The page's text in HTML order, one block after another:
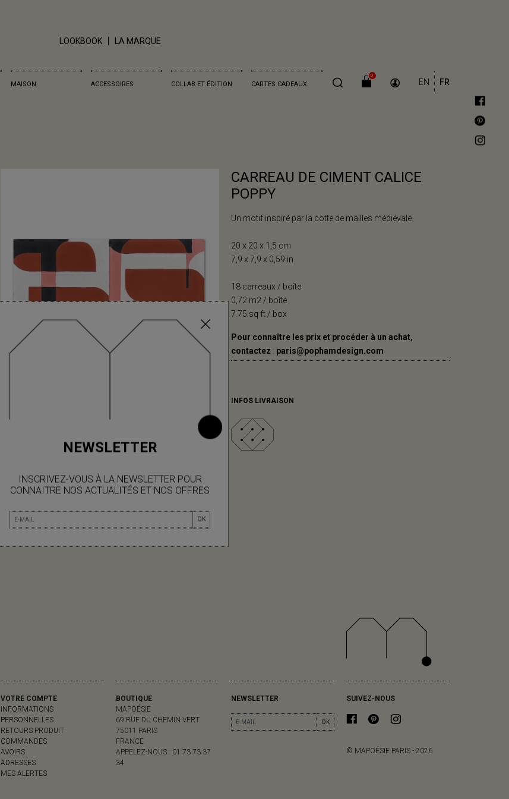
LOOKBOOK LA MARQUE
MAISON ACCESSOIRES COLLAB ET ÉDITION CARTES CADEAUX
0
EN FR
NEWSLETTER
INSCRIVEZ-VOUS À LA NEWSLETTER POUR
CONNAITRE NOS ACTUALITÉS ET NOS OFFRES
OK
CARREAU DE CIMENT CALICE
POPPY
Un motif inspiré par la cotte de mailles médiévale.
20 x 20 x 1,5 cm
7,9 x 7,9 x 0,59 in
18 carreaux / boîte
0,72 m2 / boîte
7.75 sq ft / box
Pour connaître les prix et procéder à un achat,
contactez : paris@pophamdesign.com
INFOS LIVRAISON
VOTRE COMPTE
INFORMATIONS
PERSONNELLES
RETOURS PRODUIT
COMMANDES
AVOIRS
ADRESSES
MES ALERTES
BOUTIQUE
MAPOÉSIE
69 RUE DU CHEMIN VERT
75011 PARIS
FRANCE
APPELEZ-NOUS : 01 73 73 37
34
NEWSLETTER
OK
SUIVEZ-NOUS
© MAPOÉSIE PARIS - 2026